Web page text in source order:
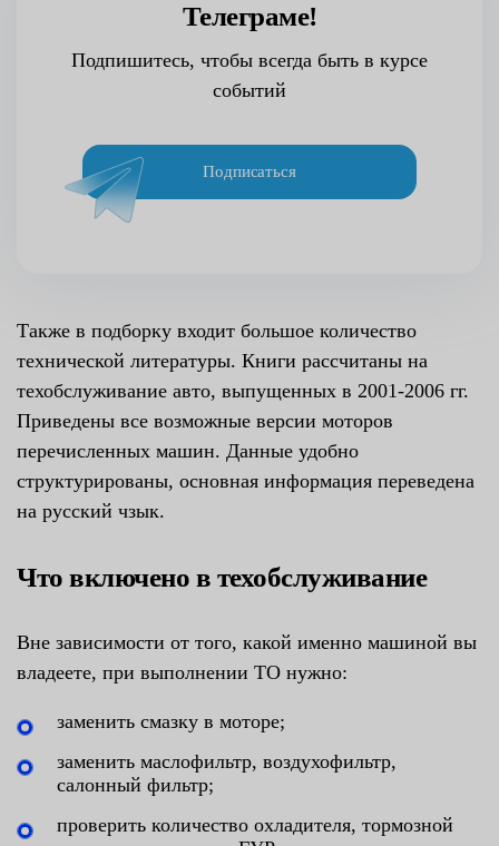
Телеграме!
Подпишитесь, чтобы всегда быть в курсе
событий
Подписаться
Также в подборку входит большое количество
технической литературы. Книги рассчитаны на
техобслуживание авто, выпущенных в 2001-2006 гг.
Приведены все возможные версии моторов
перечисленных машин. Данные удобно
структурированы, основная информация переведена
на русский чзык.
Что включено в техобслуживание
Вне зависимости от того, какой именно машиной вы
владеете, при выполнении ТО нужно:
заменить смазку в моторе;
заменить маслофильтр, воздухофильтр,
салонный фильтр;
проверить количество охладителя, тормозной